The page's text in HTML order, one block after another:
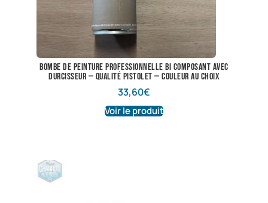
Bombe de peinture professionnelle bi composant avec
durcisseur — qualité pistolet — couleur au choix
33,60€
Voir le produit